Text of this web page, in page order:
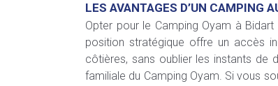
LES AVANTAGES D’UN CAMPING
Opter pour le Camping Oyam à
position stratégique offre un accès
côtières, sans oublier les instants de
familiale du Camping Oyam. Si vous